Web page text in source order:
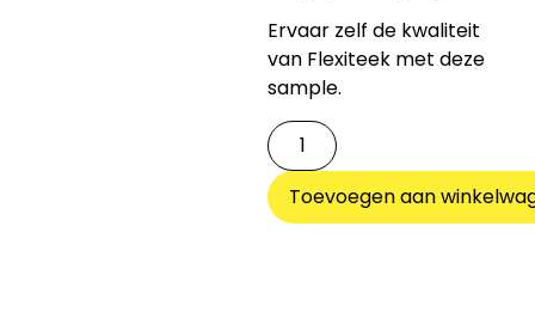
Ervaar zelf de kwaliteit
van Flexiteek met deze
sample.
Toevoegen aan